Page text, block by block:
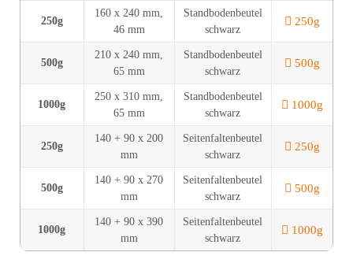
250g
160 x 240 mm,
46 mm
Standboden­beutel
schwarz
250g
500g
210 x 240 mm,
65 mm
Standboden­beutel
schwarz
500g
1000g
250 x 310 mm,
65 mm
Standboden­beutel
schwarz
1000g
250g
140 + 90 x 200
mm
Seitenfalten­beutel
schwarz
250g
500g
140 + 90 x 270
mm
Seitenfalten­beutel
schwarz
500g
1000g
140 + 90 x 390
mm
Seitenfalten­beutel
schwarz
1000g